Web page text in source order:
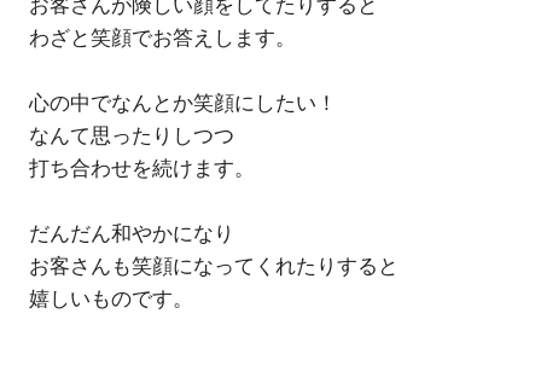
お客さんが険しい顔をしてたりすると
わざと笑顔でお答えします。
心の中でなんとか笑顔にしたい！
なんて思ったりしつつ
打ち合わせを続けます。
だんだん和やかになり
お客さんも笑顔になってくれたりすると
嬉しいものです。